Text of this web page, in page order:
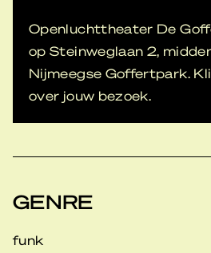
Openluchttheater De
op Steinweglaan 2,
Nijmeegse Goffertpark.
over jouw bezoek.
GENRE
funk